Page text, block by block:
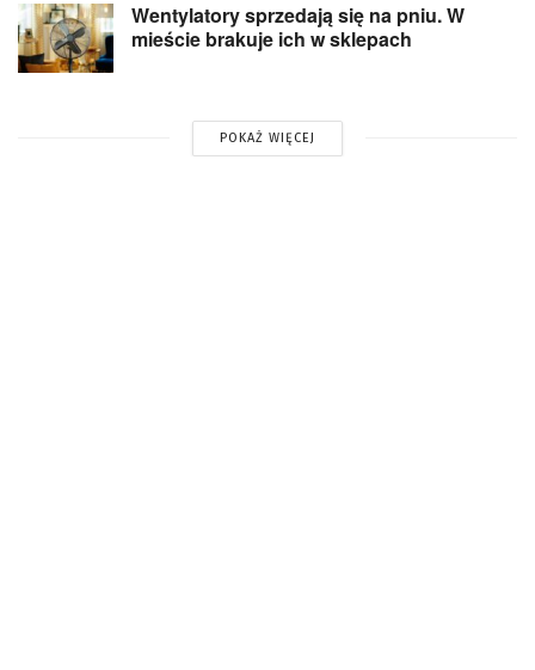
Wentylatory sprzedają się na pniu. W
mieście brakuje ich w sklepach
POKAŻ WIĘCEJ